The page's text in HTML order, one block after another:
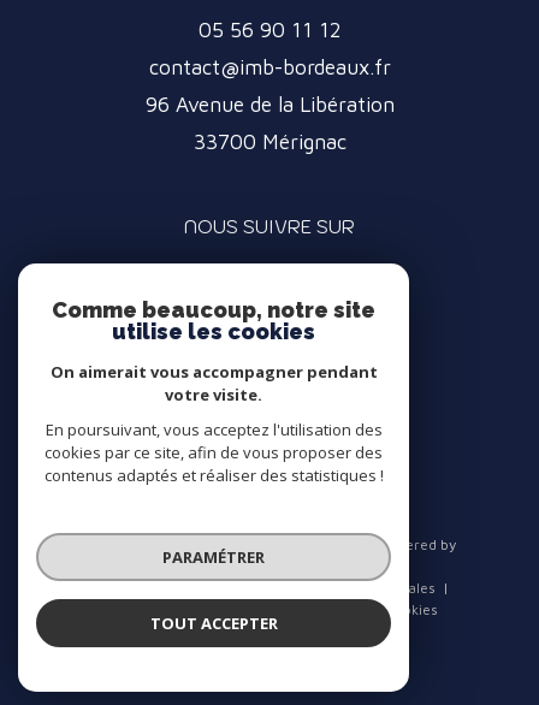
05 56 90 11 12
contact@imb-bordeaux.fr
96 Avenue de la Libération
33700
Mérignac
NOUS SUIVRE SUR
ADHÉRENTS
© 2026 | Tous droits réservés | Traduction powered by
Google |
Mentions légales
Cookies
Comme beaucoup, notre site
utilise les cookies
On aimerait vous accompagner pendant
votre visite.
En poursuivant, vous acceptez l'utilisation des
cookies par ce site, afin de vous proposer des
contenus adaptés et réaliser des statistiques !
PARAMÉTRER
TOUT ACCEPTER